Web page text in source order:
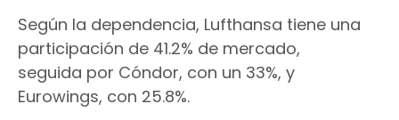
Según la dependencia, Lufthansa tiene una
participación de 41.2% de mercado,
seguida por Cóndor, con un 33%, y
Eurowings, con 25.8%.